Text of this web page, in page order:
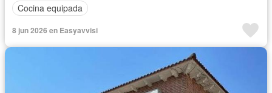
Cocina equipada
8 jun 2026 en Easyavvisi